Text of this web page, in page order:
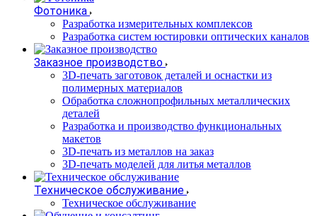
Фотоника
Разработка измерительных комплексов
Разработка систем юстировки оптических каналов
Заказное производство
3D-печать заготовок деталей и оснастки из
полимерных материалов
Обработка сложнопрофильных металлических
деталей
Разработка и производство функциональных
макетов
3D-печать из металлов на заказ
3D-печать моделей для литья металлов
Техническое обслуживание
Техническое обслуживание